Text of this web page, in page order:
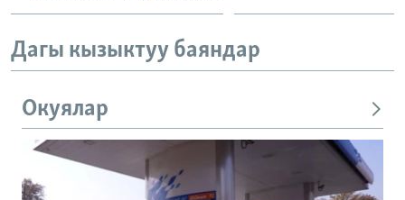
Дагы кызыктуу баяндар
Окуялар